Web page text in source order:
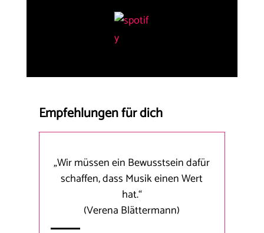
Empfehlungen für dich
„Wir müssen ein Bewusstsein dafür
schaffen, dass Musik einen Wert
hat.“
(Verena Blättermann)